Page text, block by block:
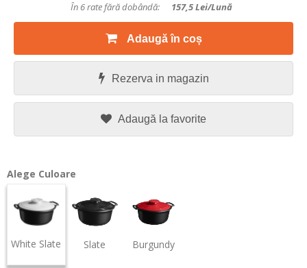
În 6 rate fără dobândă: 157,5Lei/lună
Adaugă în coș
Rezerva in magazin
Adaugă la favorite
Alege Culoare
White Slate Slate Burgundy